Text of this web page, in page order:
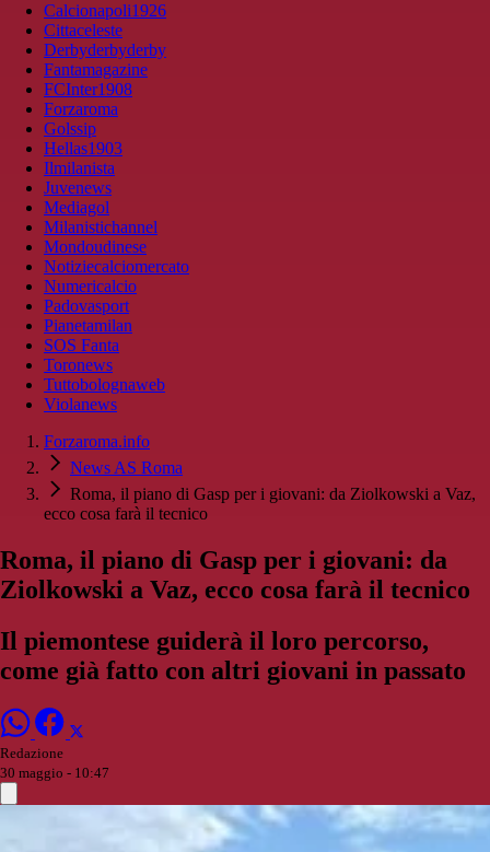
Calcionapoli1926
Cittaceleste
Derbyderbyderby
Fantamagazine
FCInter1908
Forzaroma
Golssip
Hellas1903
Ilmilanista
Juvenews
Mediagol
Milanistichannel
Mondoudinese
Notiziecalciomercato
Numericalcio
Padovasport
Pianetamilan
SOS Fanta
Toronews
Tuttobolognaweb
Violanews
Forzaroma.info
News AS Roma
Roma, il piano di Gasp per i giovani: da Ziolkowski a Vaz,
ecco cosa farà il tecnico
Roma, il piano di Gasp per i giovani: da
Ziolkowski a Vaz, ecco cosa farà il tecnico
Il piemontese guiderà il loro percorso,
come già fatto con altri giovani in passato
Redazione
30 maggio - 10:47